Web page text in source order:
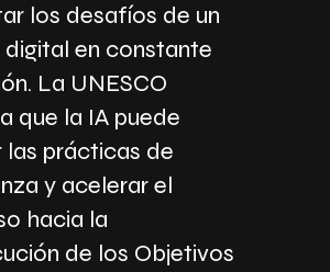
los desafíos de un
en constante
La UNESCO
que la IA puede
las prácticas de
y acelerar el
hacia la
de los Objetivos